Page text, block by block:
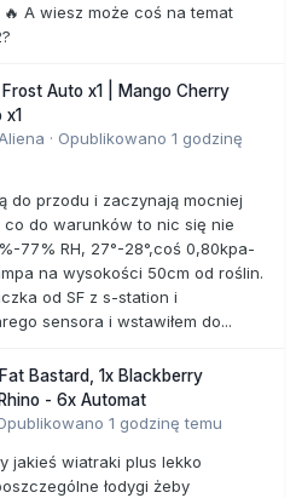
A wiesz może coś na temat
Auto x1 | Mango Cherry
x1
· Opublikowano 1 godzinę
do przodu i zaczynają mocniej
do warunków to nic się nie
77% RH, 27°-28°,coś 0,80kpa-
na wysokości 50cm od roślin.
od SF z s-station i
sensora i wstawiłem do...
Bastard, 1x Blackberry
- 6x Automat
1 godzinę temu
jakieś wiatraki plus lekko
łodygi żeby